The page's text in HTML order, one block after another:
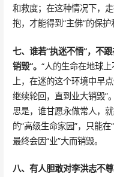
和救度；在这种情况下，
抱，才能得到“主佛”的保护
七、谁若“执迷不悟”，不
销毁”。 “人的生命在地球
上，在迷的这个环境中早
继续轮回，直到业大销毁”
思是，谁甘愿永做常人，
的“高级生命家园”，只能在
最终会因“业”大而销毁。
八、有人胆敢对李洪志不